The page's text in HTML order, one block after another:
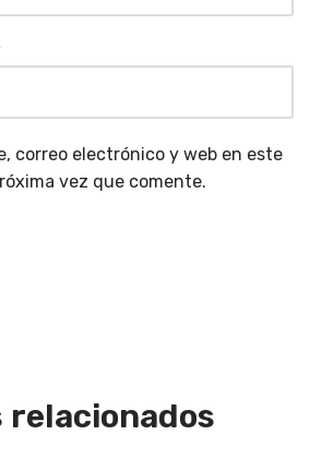
correo electrónico y web en este
vez que comente.